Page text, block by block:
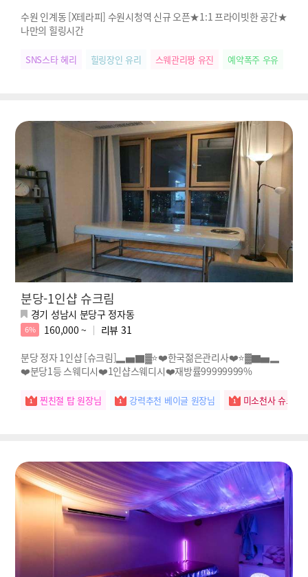
수원 인계동 [X테라피] 수원시청역 신규 오픈★1:1 프라이빗한 공간★
나만의 힐링시간
SNS스타 혜리 힐링장인 유리 스웨관리짱 유진 예약폭주 우유
분당-1인샵 슈크림
경기 성남시 분당구 정자동
6% 160,000 ~ 리뷰 31
분당 정자 1인샵 [슈크림]▂▅▇▓⭐️❤️한국젊은관리사❤️⭐️▓▇▅▂
❤️분당1등 스웨디시❤️1인샵스웨디시❤️재방률99999999%
찐친절 탑 원장님 강력추천 베이글 원장님 미소천사 슈크림